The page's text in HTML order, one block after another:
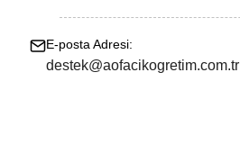
E-posta Adresi:
destek@aofacikogretim.com.tr